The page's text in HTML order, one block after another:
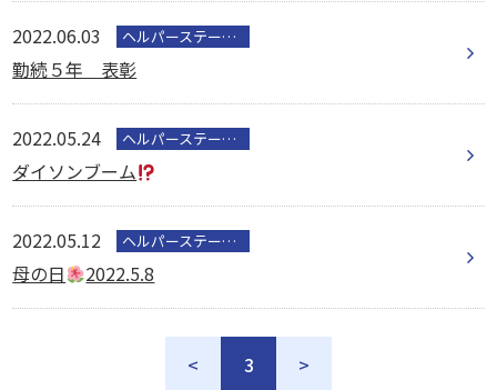
2022.06.03 ヘルパーステーション
勤続５年 表彰
2022.05.24 ヘルパーステーション
ダイソンブーム
2022.05.12 ヘルパーステーション
母の日 2022.5.8
< 3 >